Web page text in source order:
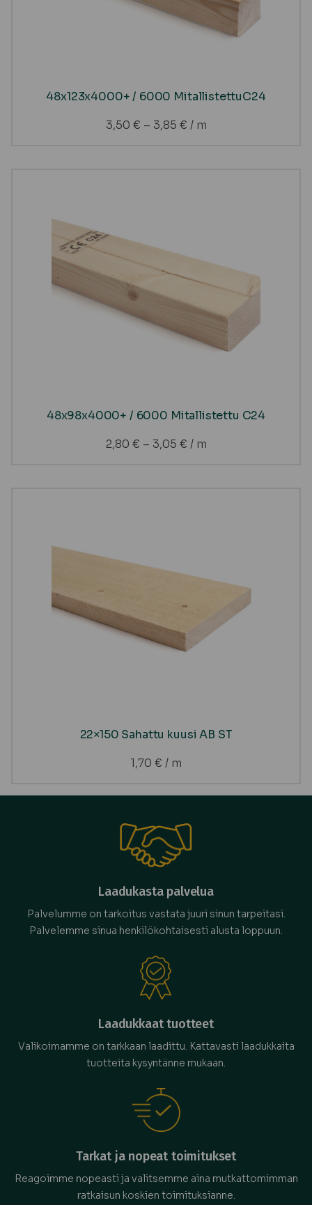
48x123x4000+ / 6000 MitallistettuC24
3,50 € – 3,85 € / m
48x98x4000+ / 6000 Mitallistettu C24
2,80 € – 3,05 € / m
22×150 Sahattu kuusi AB ST
1,70 € / m
Laadukasta palvelua
Palvelumme on tarkoitus vastata juuri sinun tarpeitasi.
Palvelemme sinua henkilökohtaisesti alusta loppuun.
Laadukkaat tuotteet
Valikoimamme on tarkkaan laadittu. Kattavasti laadukkaita
tuotteita kysyntänne mukaan.
Tarkat ja nopeat toimitukset
Reagoimme nopeasti ja valitsemme aina mutkattomimman
ratkaisun koskien toimituksianne.